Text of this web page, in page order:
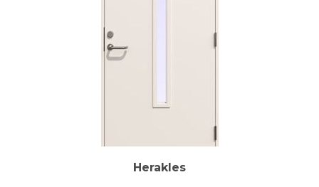
Herakles